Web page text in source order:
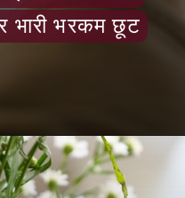
भारी भरकम छूट
भारी भरकम छूट